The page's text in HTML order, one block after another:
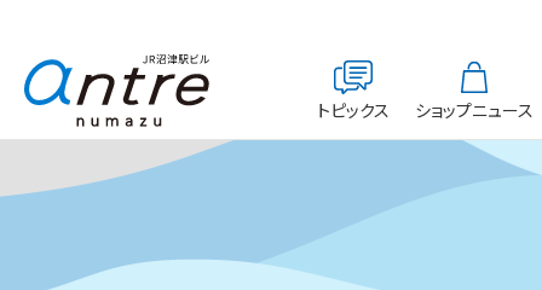
トピックス ショップニュース